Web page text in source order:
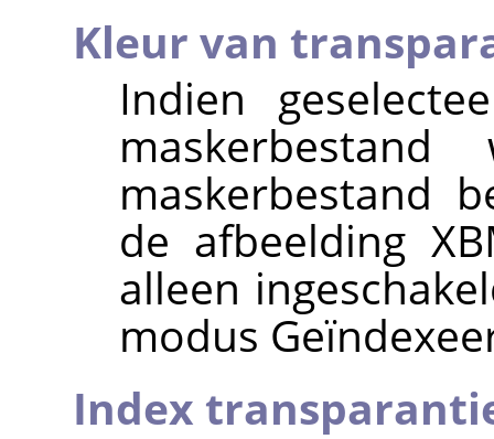
Kleur van
Indien
maskerbestand
de afbeelding
alleen
modus
Index